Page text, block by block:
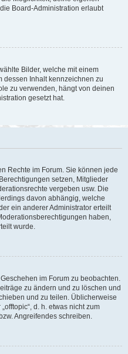
Board-Administration erlaubt
Bilder, welche mit einem
dessen Inhalt kennzeichnen zu
zu verwenden, hängt von deinen
gesetzt hat.
Rechte im Forum. Sie können jede
setzen, Mitglieder
vergeben usw. Die
davon abhängig, welche
ein anderer Administrator erteilt
haben,
wurde.
im Forum zu beobachten.
zu ändern und zu löschen und
und zu teilen. Üblicherweise
d. h. etwas nicht zum
Angreifendes schreiben.